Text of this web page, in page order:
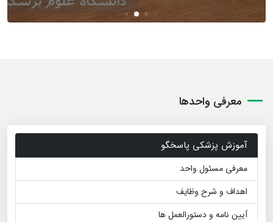
معرفی واحدها
آموزش پزشکی پاسخگو
معرفی مسئول واحد
اهداف و شرح وظایف
آیین نامه و دستورالعمل ها